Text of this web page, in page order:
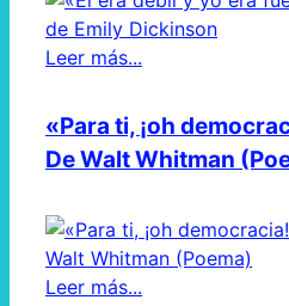
Leer más...
«Para ti, ¡oh
De Walt Whitman
Leer más...